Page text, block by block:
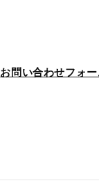
お問い合わせフォー